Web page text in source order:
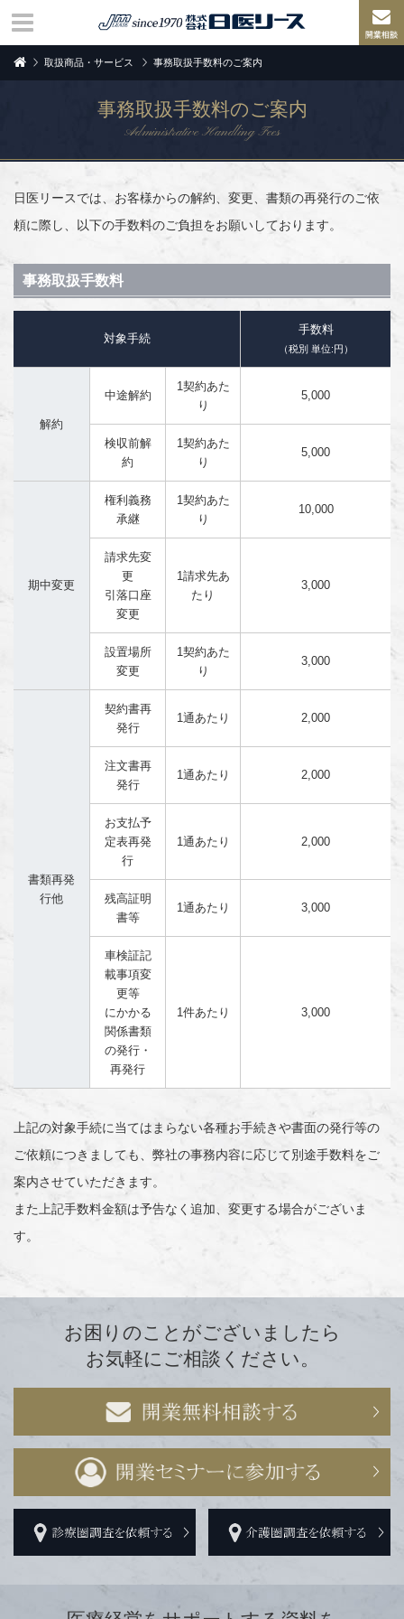
取扱商品・サービス 事務取扱手数料のご案内
事務取扱手数料のご案内
Administrative Handling Fees
日医リースでは、お客様からの解約、変更、書類の再発行のご依
頼に際し、以下の手数料のご負担をお願いしております。
事務取扱手数料
対象手続
手数料
（税別 単位:円）
解約
中途解約
1契約あた
り
5,000
検収前解
約
1契約あた
り
5,000
期中変更
権利義務
承継
1契約あた
り
10,000
請求先変
更
引落口座
変更
1請求先あ
たり
3,000
設置場所
変更
1契約あた
り
3,000
書類再発
行他
契約書再
発行
1通あたり 2,000
注文書再
発行
1通あたり 2,000
お支払予
定表再発
行
1通あたり 2,000
残高証明
書等
1通あたり 3,000
車検証記
載事項変
更等
にかかる
関係書類
の発行・
再発行
1件あたり 3,000
上記の対象手続に当てはまらない各種お手続きや書面の発行等の
ご依頼につきましても、弊社の事務内容に応じて別途手数料をご
案内させていただきます。
また上記手数料金額は予告なく追加、変更する場合がございま
す。
お困りのことがございましたら
お気軽にご相談ください。